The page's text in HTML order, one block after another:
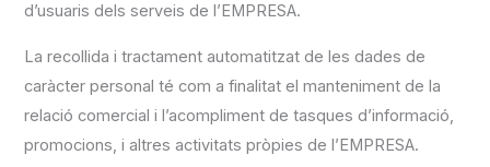
d’usuaris dels serveis de l’EMPRESA.
La recollida i tractament automatitzat de les dades de
caràcter personal té com a finalitat el manteniment de la
relació comercial i l’acompliment de tasques d’informació,
promocions, i altres activitats pròpies de l’EMPRESA.